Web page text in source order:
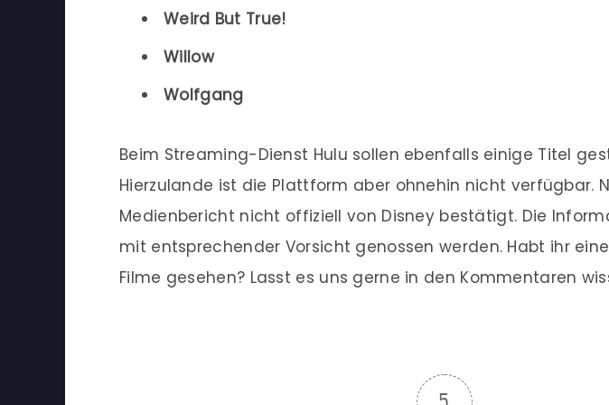
Weird But True!
Willow
Wolfgang
Beim Streaming-Dienst Hulu sollen ebenfalls einige Titel
Hierzulande ist die Plattform aber ohnehin nicht verfügbar.
Medienbericht nicht offiziell von Disney bestätigt. Die
mit entsprechender Vorsicht genossen werden. Habt ihr
Filme gesehen? Lasst es uns gerne in den Kommentaren